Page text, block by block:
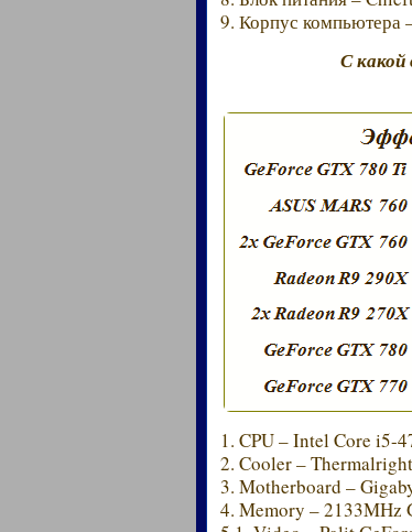
9. Корпус компьютера
С
1. CPU – Intel Core i5-
2. Cooler –
3. Motherboard –
4. Memory – 2133MHz